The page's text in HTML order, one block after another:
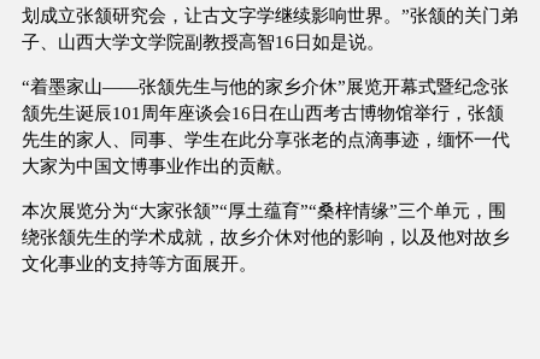
划成立张颔研究会，让古文字学继续影响世界。”张颔的关门弟
子、山西大学文学院副教授高智16日如是说。
“着墨家山——张颔先生与他的家乡介休”展览开幕式暨纪念张
颔先生诞辰101周年座谈会16日在山西考古博物馆举行，张颔
先生的家人、同事、学生在此分享张老的点滴事迹，缅怀一代
大家为中国文博事业作出的贡献。
本次展览分为“大家张颔”“厚土蕴育”“桑梓情缘”三个单元，围
绕张颔先生的学术成就，故乡介休对他的影响，以及他对故乡
文化事业的支持等方面展开。